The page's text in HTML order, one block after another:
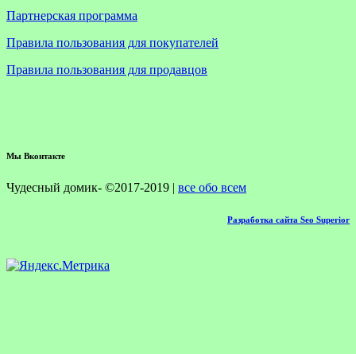
Партнерская программа
Правила пользования для покупателей
Правила пользования для продавцов
Мы Вконтакте
Чудесный домик- ©2017-2019 | все обо всем
Разработка сайта Seo Superior